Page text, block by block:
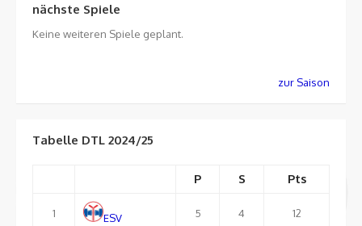
nächste Spiele
Keine weiteren Spiele geplant.
zur Saison
Tabelle DTL 2024/25
P S Pts
1 ESV 5 4 12